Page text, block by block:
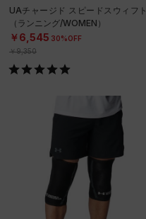
UAチャージド スピードスウィフト
（ランニング/WOMEN）
￥6,545 30%OFF
￥9,350